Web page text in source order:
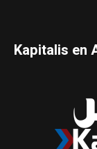
Kapitalis en